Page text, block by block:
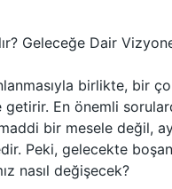
Geleceğe Dair
birlikte, bir
En önemli
bir mesele değil,
Peki, gelecekte
nasıl değişecek?